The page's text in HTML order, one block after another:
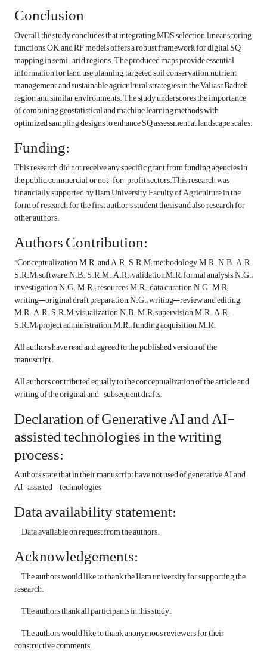
Conclusion
Overall, the study concludes that integrating MDS selection, linear scoring
functions, OK, and RF models offers a robust framework for digital SQ
mapping in semi-arid regions. The produced maps provide essential
information for land use planning, targeted soil conservation, nutrient
management, and sustainable agricultural strategies in the Valiasr Badreh
region and similar environments. The study underscores the importance
of combining geostatistical and machine learning methods with
optimized sampling designs to enhance SQ assessment at landscape scales.
Funding:
This research did not receive any specific grant from funding agencies in
the public, commercial, or not-for-profit sectors.This research was
financially supported by Ilam University, Faculty of Agriculture in the
form of research for the first author's student thesis and also research for
other authors.
Authors Contribution:
“Conceptualization, M.R. and A.R., S.R.M; methodology, M.R., N.B., A.R.,
S.R.M; software, N.B., S.R.M., A.R.; validation,M.R; formal analysis, N.G.;
investigation, N.G., M.R.; resources, M.R.; data curation, N.G., M.R;
writing—original draft preparation, N.G.; writing—review and editing,
M.R., A.R., S.R.M; visualization, N.B., M.R; supervision, M.R., A.R.,
S.R.M; project administration, M.R.; funding acquisition, M.R.
All authors have read and agreed to the published version of the
manuscript.
All authors contributed equally to the conceptualization of the article and
writing of the original and subsequent drafts.
Declaration of Generative AI and AI-
assisted technologies in the writing
process:
Authors state that in their manuscript have not used of generative AI and
AI-assisted technologies
Data availability statement:
Data available on request from the authors.
Acknowledgements:
The authors would like to thank the Ilam university for supporting the
research.
The authors thank all participants in this study.
The authors would like to thank anonymous reviewers for their
constructive comments.